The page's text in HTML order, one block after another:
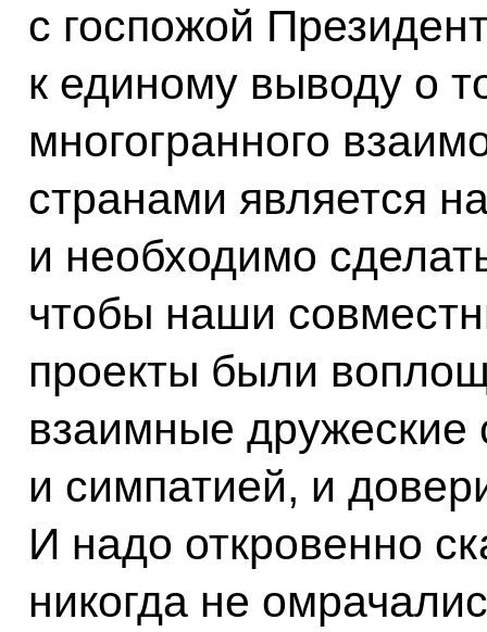
с госпожой
к единому выводу о
многогранного
странами является
и необходимо
чтобы наши
проекты были
взаимные дружеские
и симпатией, и
И надо откровенно
никогда не